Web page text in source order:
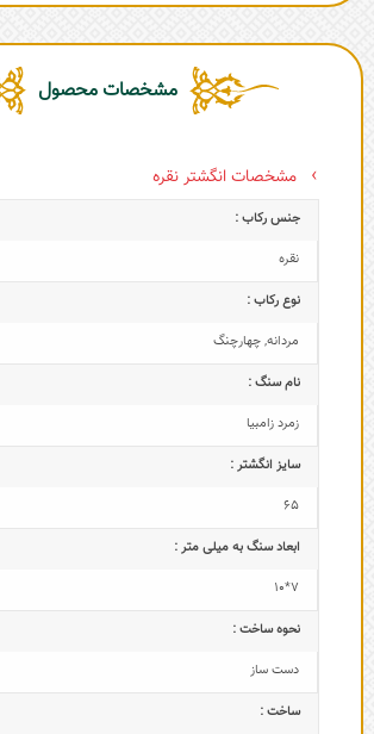
مشخصات محصول
مشخصات انگشتر نقره
جنس رکاب :
نقره
نوع رکاب :
مردانه,چهارچنگ
نام سنگ :
زمرد زامبیا
سایز انگشتر :
65
ابعاد سنگ به میلی متر :
7*10
نحوه ساخت :
دست ساز
ساخت :